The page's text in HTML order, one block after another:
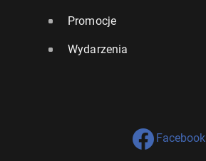
Promocje
Wydarzenia
Facebook